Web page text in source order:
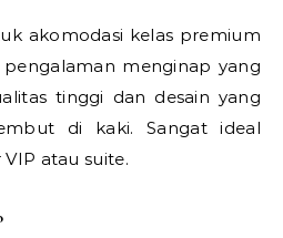
akomodasi kelas premium
menginap yang
tinggi dan desain yang
di kaki. Sangat ideal
atau suite.